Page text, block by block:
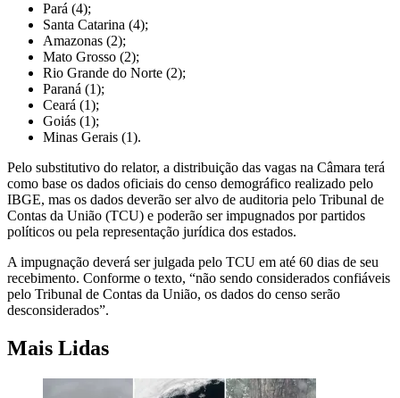
Pará (4);
Santa Catarina (4);
Amazonas (2);
Mato Grosso (2);
Rio Grande do Norte (2);
Paraná (1);
Ceará (1);
Goiás (1);
Minas Gerais (1).
Pelo substitutivo do relator, a distribuição das vagas na Câmara terá
como base os dados oficiais do censo demográfico realizado pelo
IBGE, mas os dados deverão ser alvo de auditoria pelo Tribunal de
Contas da União (TCU) e poderão ser impugnados por partidos
políticos ou pela representação jurídica dos estados.
A impugnação deverá ser julgada pelo TCU em até 60 dias de seu
recebimento. Conforme o texto, “não sendo considerados confiáveis
pelo Tribunal de Contas da União, os dados do censo serão
desconsiderados”.
Mais Lidas